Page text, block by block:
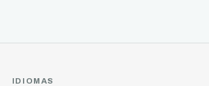
IDIOMAS